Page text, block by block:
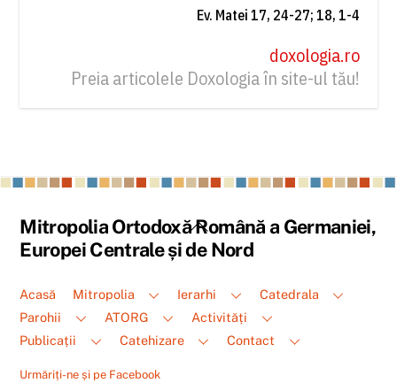
Ev. Matei 17, 24-27; 18, 1-4
doxologia.ro
Preia articolele Doxologia în site-ul tău!
Back
To
Mitropolia Ortodoxă Română a Germaniei,
Europei Centrale și de Nord
Acasă Mitropolia Ierarhi
Catedrala
Parohii
ATORG
Activități
Publicații
Catehizare Contact
Urmăriți-ne și pe Facebook